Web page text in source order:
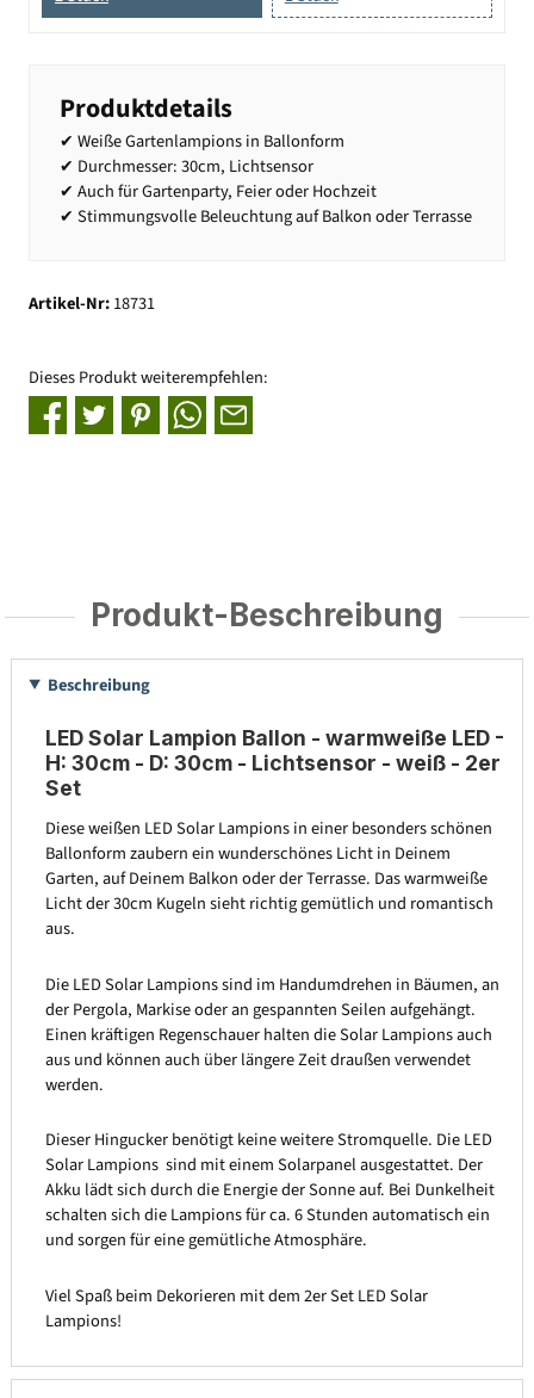
Produktdetails
✔ Weiße Gartenlampions in Ballonform
✔ Durchmesser: 30cm, Lichtsensor
✔ Auch für Gartenparty, Feier oder Hochzeit
✔ Stimmungsvolle Beleuchtung auf Balkon oder Terrasse
Artikel-Nr:18731
Dieses Produkt weiterempfehlen:
Produkt-Beschreibung
Beschreibung
LED Solar Lampion Ballon - warmweiße LED -
H: 30cm - D: 30cm - Lichtsensor - weiß - 2er
Set
Diese weißen LED Solar Lampions in einer besonders schönen
Ballonform zaubern ein wunderschönes Licht in Deinem
Garten, auf Deinem Balkon oder der Terrasse. Das warmweiße
Licht der 30cm Kugeln sieht richtig gemütlich und romantisch
aus.
Die LED Solar Lampions sind im Handumdrehen in Bäumen, an
der Pergola, Markise oder an gespannten Seilen aufgehängt.
Einen kräftigen Regenschauer halten die Solar Lampions auch
aus und können auch über längere Zeit draußen verwendet
werden.
Dieser Hingucker benötigt keine weitere Stromquelle. Die LED
Solar Lampions sind mit einem Solarpanel ausgestattet. Der
Akku lädt sich durch die Energie der Sonne auf. Bei Dunkelheit
schalten sich die Lampions für ca. 6 Stunden automatisch ein
und sorgen für eine gemütliche Atmosphäre.
Viel Spaß beim Dekorieren mit dem 2er Set LED Solar
Lampions!